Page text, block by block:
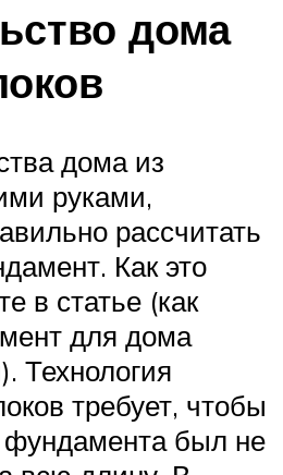
дома
дома из
руками,
рассчитать
Как это
в статье (как
для дома
Технология
требует, чтобы
фундамента был не